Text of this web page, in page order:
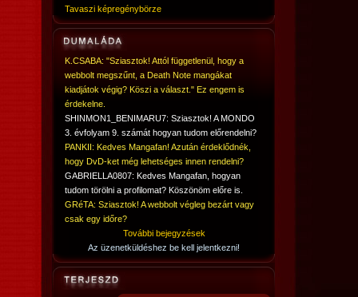
Tavaszi képregénybörze
K.CSABA: "Sziasztok! Attól függetlenül, hogy a
webbolt megszűnt, a Death Note mangákat
kiadjátok végig? Köszi a választ." Ez engem is
érdekelne.
SHINMON1_BENIMARU7: Sziasztok! A MONDO
3. évfolyam 9. számát hogyan tudom előrendelni?
PANKII: Kedves Mangafan! Azután érdeklődnék,
hogy DvD-ket még lehetséges innen rendelni?
GABRIELLA0807: Kedves Mangafan, hogyan
tudom törölni a profilomat? Köszönöm előre is.
GRéTA: Sziasztok! A webbolt végleg bezárt vagy
csak egy időre?
További bejegyzések
Az üzenetküldéshez be kell jelentkezni!